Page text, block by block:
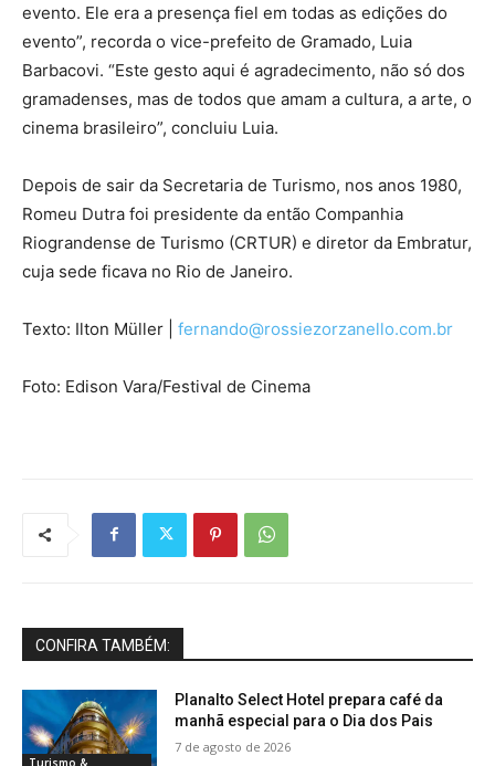
evento. Ele era a presença fiel em todas as edições do
evento”, recorda o vice-prefeito de Gramado, Luia
Barbacovi. “Este gesto aqui é agradecimento, não só dos
gramadenses, mas de todos que amam a cultura, a arte, o
cinema brasileiro”, concluiu Luia.
Depois de sair da Secretaria de Turismo, nos anos 1980,
Romeu Dutra foi presidente da então Companhia
Riograndense de Turismo (CRTUR) e diretor da Embratur,
cuja sede ficava no Rio de Janeiro.
Texto: Ilton Müller | fernando@rossiezorzanello.com.br
Foto: Edison Vara/Festival de Cinema
CONFIRA TAMBÉM:
Planalto Select Hotel prepara café da
manhã especial para o Dia dos Pais
7 de agosto de 2026